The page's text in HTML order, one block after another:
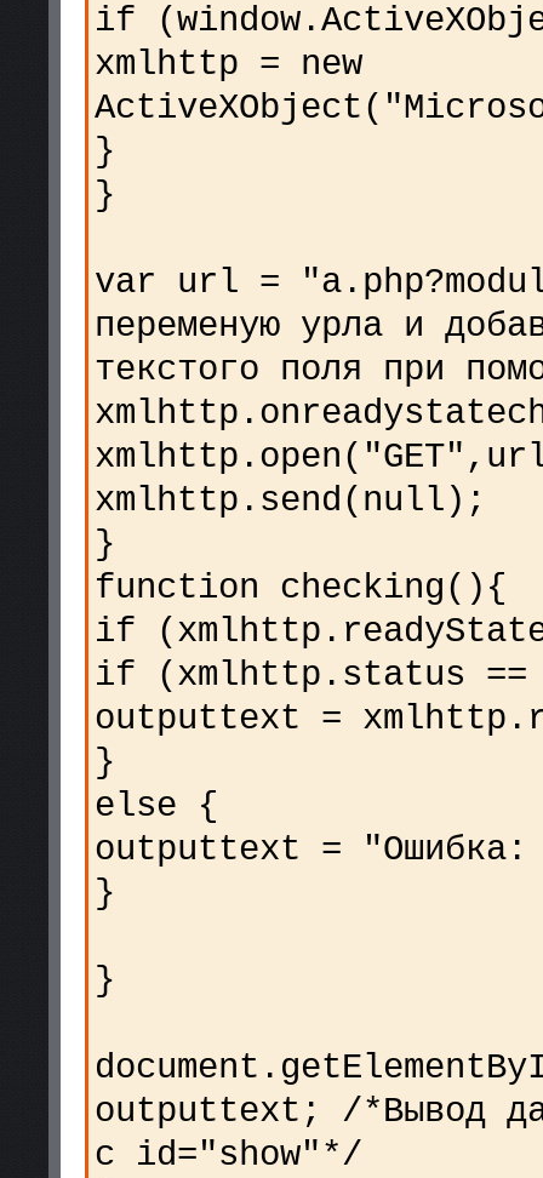
if
xmlhttp = new
}
}
var url =
переменую урла и
текстого поля при
xmlhttp.send(null);
}
function checking(){
if
if (xmlhttp.status ==
outputtext =
}
else {
outputtext =
}
}
outputtext; /*Вывод
c id="show"*/